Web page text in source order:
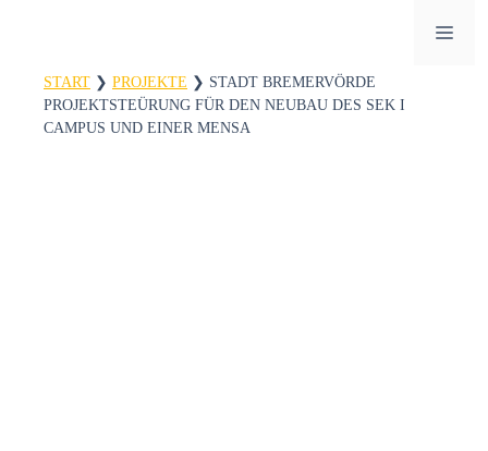
springenSTART ❯ PROJEKTE ❯ STADT BREMERVÖRDE
PROJEKTSTEÜRUNG FÜR DEN NEUBAU DES SEK I
CAMPUS UND EINER MENSA